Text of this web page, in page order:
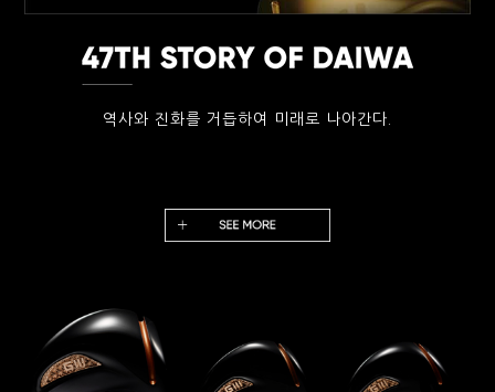
역사와 진화를 거듭하여 미래로 나아간다.